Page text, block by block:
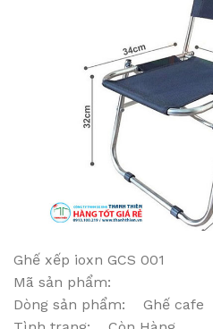
Ghế xếp ioxn GCS 001
Mã sản phẩm:
Dòng sản phẩm: Ghế cafe